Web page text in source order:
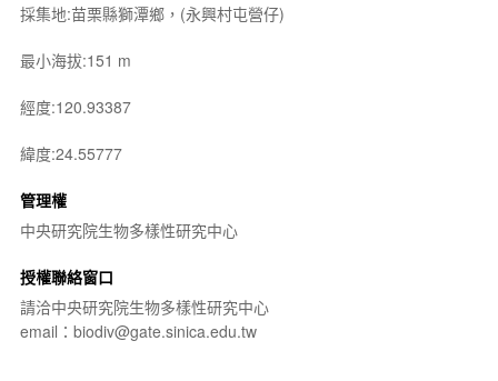
採集地:苗栗縣獅潭鄉，(永興村屯營仔)
最小海拔:151 m
經度:120.93387
緯度:24.55777
管理權
中央研究院生物多樣性研究中心
授權聯絡窗口
請洽中央研究院生物多樣性研究中心
email：biodiv@gate.sinica.edu.tw